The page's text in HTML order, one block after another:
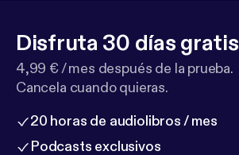
Disfruta 30 días gratis
4,99 € / mes después de la prueba.
Cancela cuando quieras.
20 horas de audiolibros / mes
Podcasts exclusivos